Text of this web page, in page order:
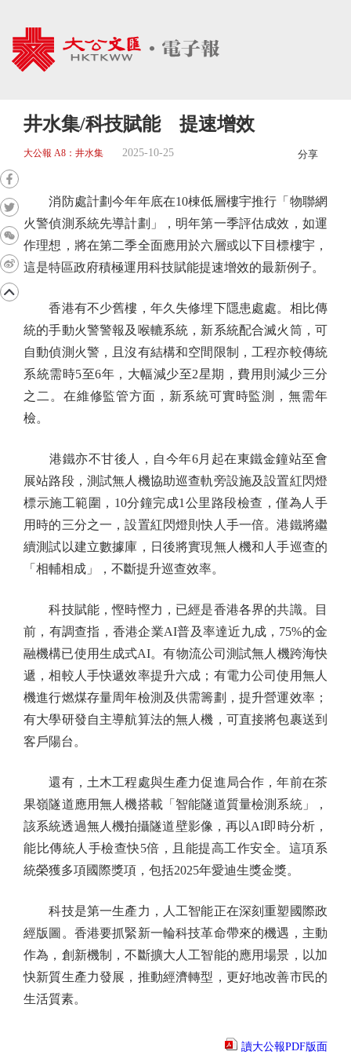
井水集/科技賦能 提速增效
大公報 A8：井水集 2025-10-25 分享
消防處計劃今年年底在10棟低層樓宇推行「物聯網
火警偵測系統先導計劃」，明年第一季評估成效，如運
作理想，將在第二季全面應用於六層或以下目標樓宇，
這是特區政府積極運用科技賦能提速增效的最新例子。
香港有不少舊樓，年久失修埋下隱患處處。相比傳
統的手動火警警報及喉轆系統，新系統配合滅火筒，可
自動偵測火警，且沒有結構和空間限制，工程亦較傳統
系統需時5至6年，大幅減少至2星期，費用則減少三分
之二。在維修監管方面，新系統可實時監測，無需年
檢。
港鐵亦不甘後人，自今年6月起在東鐵金鐘站至會
展站路段，測試無人機協助巡查軌旁設施及設置紅閃燈
標示施工範圍，10分鐘完成1公里路段檢查，僅為人手
用時的三分之一，設置紅閃燈則快人手一倍。港鐵將繼
續測試以建立數據庫，日後將實現無人機和人手巡查的
「相輔相成」，不斷提升巡查效率。
科技賦能，慳時慳力，已經是香港各界的共識。目
前，有調查指，香港企業AI普及率達近九成，75%的金
融機構已使用生成式AI。有物流公司測試無人機跨海快
遞，相較人手快遞效率提升六成；有電力公司使用無人
機進行燃煤存量周年檢測及供需籌劃，提升營運效率；
有大學研發自主導航算法的無人機，可直接將包裹送到
客戶陽台。
還有，土木工程處與生產力促進局合作，年前在茶
果嶺隧道應用無人機搭載「智能隧道質量檢測系統」，
該系統透過無人機拍攝隧道壁影像，再以AI即時分析，
能比傳統人手檢查快5倍，且能提高工作安全。這項系
統榮獲多項國際獎項，包括2025年愛迪生獎金獎。
科技是第一生產力，人工智能正在深刻重塑國際政
經版圖。香港要抓緊新一輪科技革命帶來的機遇，主動
作為，創新機制，不斷擴大人工智能的應用場景，以加
快新質生產力發展，推動經濟轉型，更好地改善市民的
生活質素。
讀大公報PDF版面